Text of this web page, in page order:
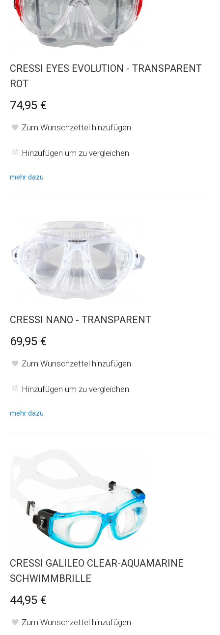
CRESSI EYES EVOLUTION - TRANSPARENT
ROT
74,95 €
Zum Wunschzettel hinzufügen
Hinzufügen um zu vergleichen
mehr dazu
CRESSI NANO - TRANSPARENT
69,95 €
Zum Wunschzettel hinzufügen
Hinzufügen um zu vergleichen
mehr dazu
CRESSI GALILEO CLEAR-AQUAMARINE
SCHWIMMBRILLE
44,95 €
Zum Wunschzettel hinzufügen